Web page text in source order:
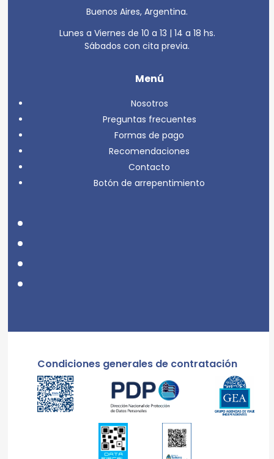
Buenos Aires, Argentina.
Lunes a Viernes de 10 a 13 | 14 a 18 hs.
Sábados con cita previa.
Menú
Nosotros
Preguntas frecuentes
Formas de pago
Recomendaciones
Contacto
Botón de arrepentimiento
Condiciones generales de contratación